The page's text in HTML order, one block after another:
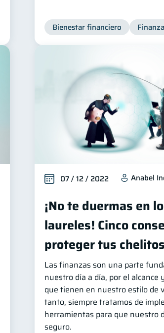
Bienestar financiero
07 / 12 / 2022 Anabel
¡No te duermas en
laureles! Cinco
proteger tus chelitos
Las finanzas son una parte
nuestro día a día, por el alcance
que tienen en nuestro estilo de
tanto, siempre tratamos de
herramientas para que nuestro
seguro.